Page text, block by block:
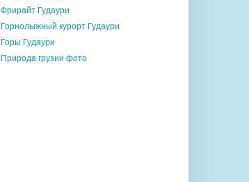
Фрирайт Гудаури
Горнолыжный курорт Гудаури
Горы Гудаури
Природа грузии фото